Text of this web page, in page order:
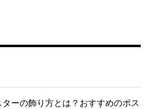
ーの飾り方とは？おすすめのポス